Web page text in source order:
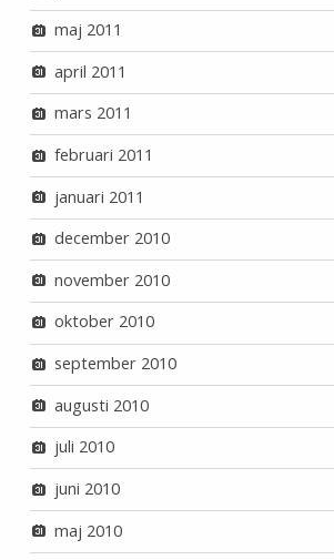
maj 2011
april 2011
mars 2011
februari 2011
januari 2011
december 2010
november 2010
oktober 2010
september 2010
augusti 2010
juli 2010
juni 2010
maj 2010